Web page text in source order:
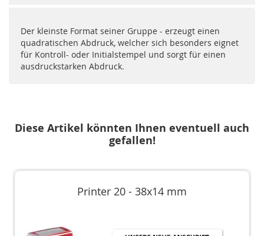
Der kleinste Format seiner Gruppe - erzeugt einen
quadratischen Abdruck, welcher sich besonders eignet
für Kontroll- oder Initialstempel und sorgt für einen
ausdruckstarken Abdruck.
Diese Artikel könnten Ihnen eventuell auch
gefallen!
Printer 20 - 38x14 mm